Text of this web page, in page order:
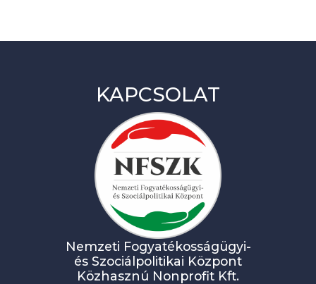
KAPCSOLAT
Nemzeti Fogyatékosságügyi-
és Szociálpolitikai Központ
Közhasznú Nonprofit Kft.